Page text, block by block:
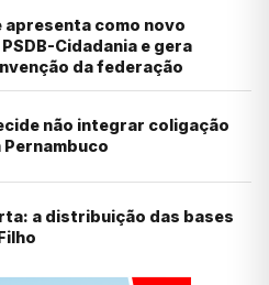
apresenta como novo
Cidadania e gera
da federação
não integrar coligação
a distribuição das bases